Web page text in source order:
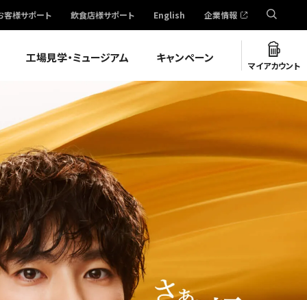
客様サポート 飲食店様サポート English 企業情報
工場見学・ミュージアム キャンペーン
マイアカウント
ス 体験拠点
YEBISU BREWERY TOKYO
YEBISU BAR
絶品ヱビスの店
YEBISU BEER TOWN
JP